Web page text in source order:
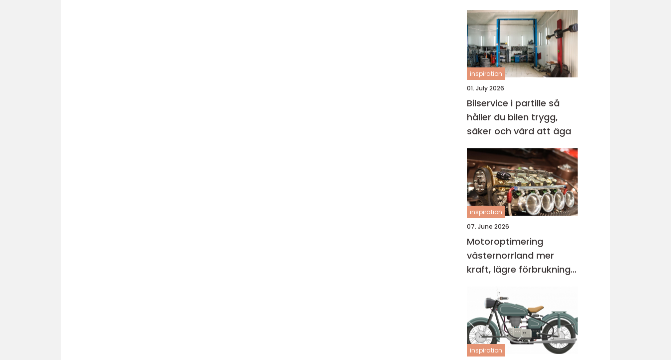
bilskrotning
inspiration
01. July 2026
Bilservice i partille så
håller du bilen trygg,
säker och värd att äga
inspiration
07. June 2026
Motoroptimering
västernorrland mer
kraft, lägre förbrukning
inspiration